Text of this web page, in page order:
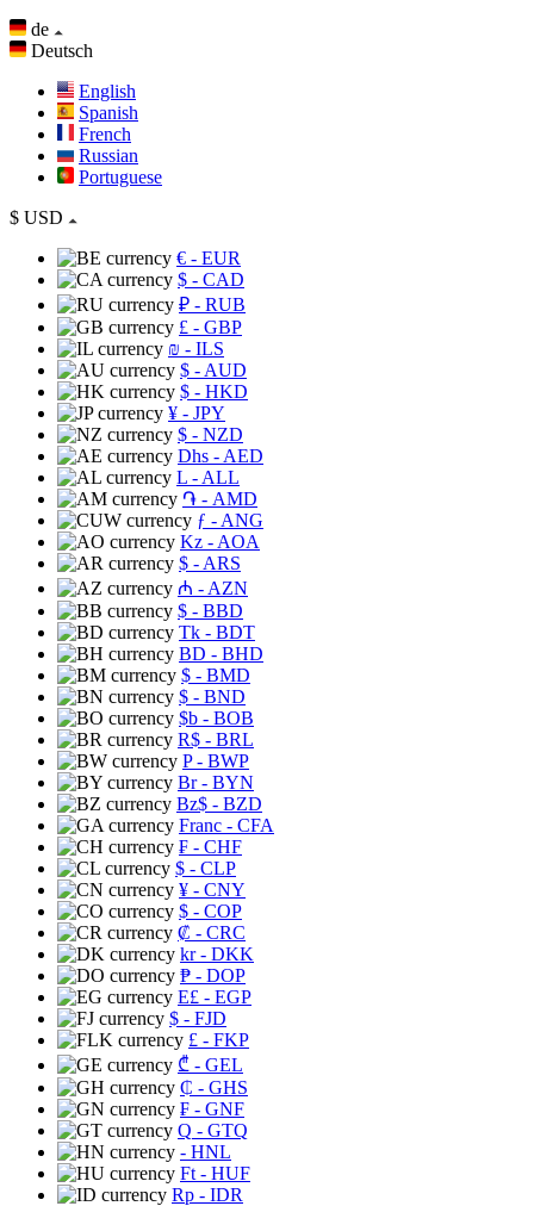
de
Deutsch
English
Spanish
French
Russian
Portuguese
$ USD
€ - EUR
$ - CAD
₽ - RUB
£ - GBP
₪ - ILS
$ - AUD
$ - HKD
¥ - JPY
$ - NZD
Dhs - AED
L - ALL
֏ - AMD
ƒ - ANG
Kz - AOA
$ - ARS
₼ - AZN
$ - BBD
Tk - BDT
BD - BHD
$ - BMD
$ - BND
$b - BOB
R$ - BRL
P- BWP
Br- BYN
Bz$ - BZD
Franc - CFA
₣ - CHF
$ - CLP
¥ - CNY
$ - COP
₡ - CRC
kr- DKK
₱ - DOP
E£ - EGP
$ - FJD
£ - FKP
₾ - GEL
₵ - GHS
₣ - GNF
Q - GTQ
- HNL
Ft - HUF
Rp - IDR